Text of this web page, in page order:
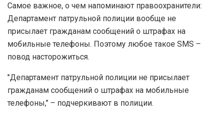
Самое важное, о чем напоминают правоохранители:
Департамент патрульной полиции вообще не
присылает гражданам сообщений о штрафах на
мобильные телефоны. Поэтому любое такое SMS –
повод насторожиться.
"Департамент патрульной полиции не присылает
гражданам сообщений о штрафах на мобильные
телефоны," – подчеркивают в полиции.